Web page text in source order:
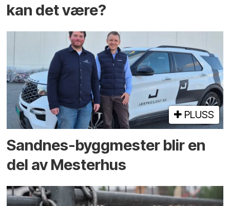
kan det være?
PLUSS
Sandnes-byggmester blir en
del av Mesterhus